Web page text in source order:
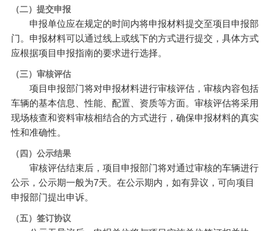
（二）提交申报
申报单位应在规定的时间内将申报材料提交至项目申报部
门。申报材料可以通过线上或线下的方式进行提交，具体方式
应根据项目申报指南的要求进行选择。
（三）审核评估
项目申报部门将对申报材料进行审核评估，审核内容包括
车辆的基本信息、性能、配置、资质等方面。审核评估将采用
现场核查和资料审核相结合的方式进行，确保申报材料的真实
性和准确性。
（四）公示结果
审核评估结束后，项目申报部门将对通过审核的车辆进行
公示，公示期一般为7天。在公示期内，如有异议，可向项目
申报部门提出申诉。
（五）签订协议